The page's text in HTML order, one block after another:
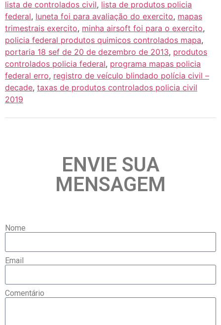
lista de controlados civil, lista de produtos policia
federal, luneta foi para avaliação do exercito, mapas
trimestrais exercito, minha airsoft foi para o exercito,
policia federal produtos quimicos controlados mapa,
portaria 18 sef de 20 de dezembro de 2013, produtos
controlados policia federal, programa mapas policia
federal erro, registro de veículo blindado polícia civil –
decade, taxas de produtos controlados policia civil
2019
ENVIE SUA
MENSAGEM
Nome
Email
Comentário